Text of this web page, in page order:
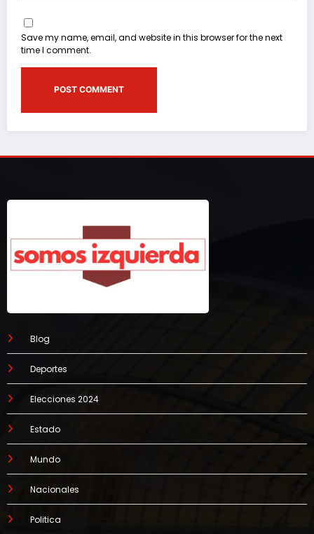
Save my name, email, and website in this browser for the next
time I comment.
Blog
Deportes
Elecciones 2024
Estado
Mundo
Nacionales
Politica